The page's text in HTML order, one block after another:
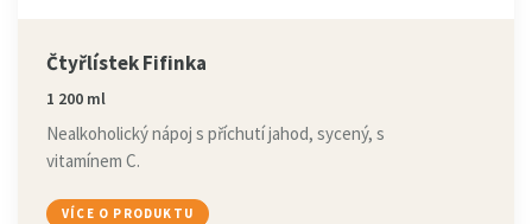
Čtyřlístek Fifinka
1 200 ml
Nealkoholický nápoj s příchutí jahod, sycený, s
vitamínem C.
VÍCE O PRODUKTU